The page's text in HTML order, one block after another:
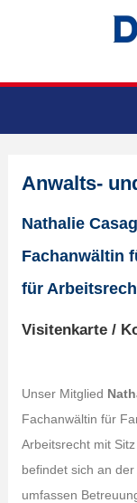
Anwalts-
Nathalie
Fachanwältin
für
Visitenkarte /
Unser Mitglied
Fachanwältin für
Arbeitsrecht mit
befindet sich an
umfassen